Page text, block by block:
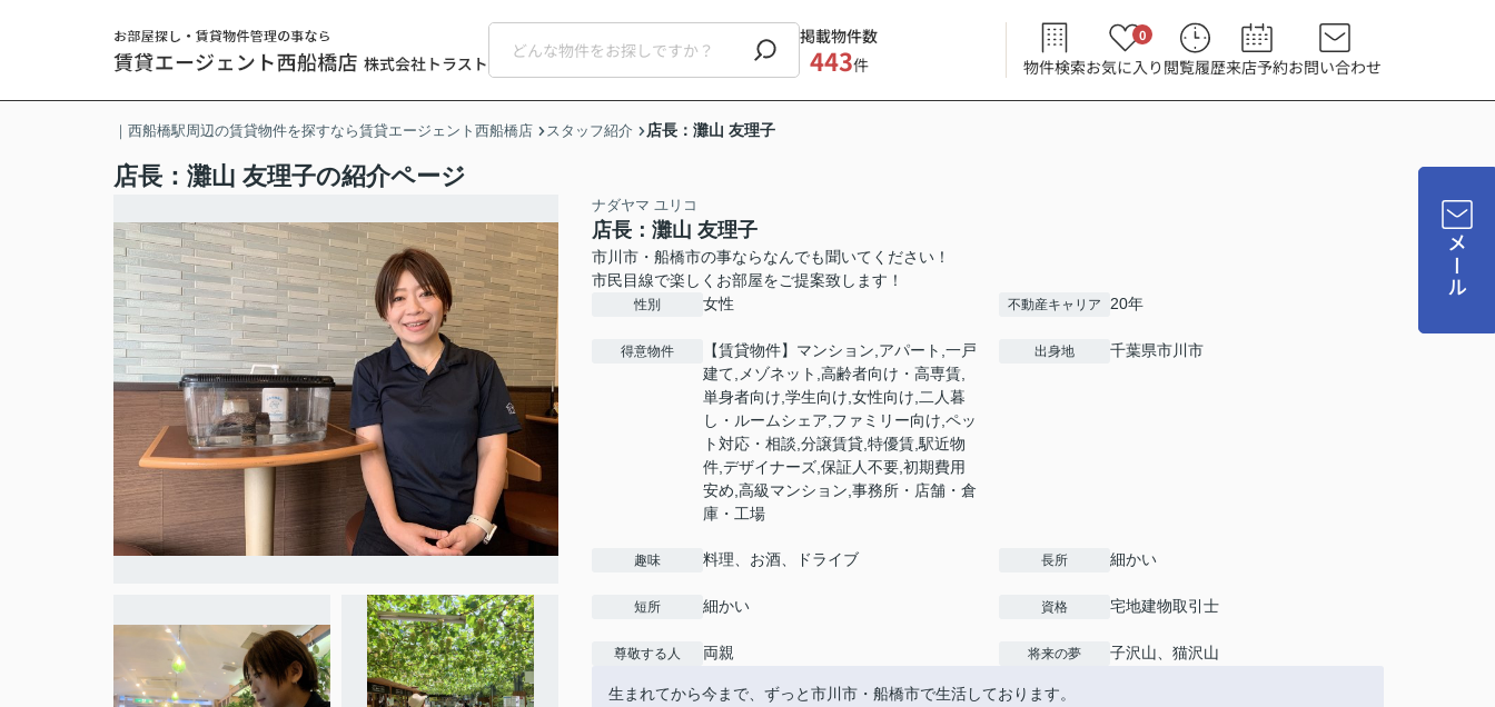
掲載物件数
443件 物件検索お気に入り
0
閲覧履歴来店予約お問い合わせ
メール
｜西船橋駅周辺の賃貸物件を探すなら賃貸エージェント西船橋店 スタッフ紹介 店長：灘山 友理子
店長：灘山 友理子の紹介ページ
ナダヤマ ユリコ
店長：灘山 友理子
市川市・船橋市の事ならなんでも聞いてください！
市民目線で楽しくお部屋をご提案致します！
性別 女性 不動産キャリア 20年
得意物件
【賃貸物件】マンション,アパート,一戸
建て,メゾネット,高齢者向け・高専賃,
単身者向け,学生向け,女性向け,二人暮
し・ルームシェア,ファミリー向け,ペッ
ト対応・相談,分譲賃貸,特優賃,駅近物
件,デザイナーズ,保証人不要,初期費用
安め,高級マンション,事務所・店舗・倉
庫・工場
出身地 千葉県市川市
趣味 料理、お酒、ドライブ 長所 細かい
短所 細かい 資格 宅地建物取引士
尊敬する人 両親 将来の夢 子沢山、猫沢山
生まれてから今まで、ずっと市川市・船橋市で生活しております。